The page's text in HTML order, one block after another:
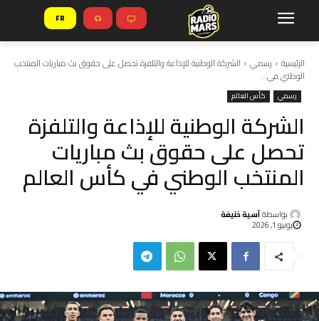
FR
الرئيسية رسمي الشركة الوطنية للإذاعة والتلفزة تحصل على حقوق بث مباريات المنتخب
الوطني في...
رسمي كأس العالم
الشركة الوطنية للإذاعة والتلفزة
تحصل على حقوق بث مباريات
المنتخب الوطني في كأس العالم
بواسطةآسية خنيفة
يونيو 1, 2026